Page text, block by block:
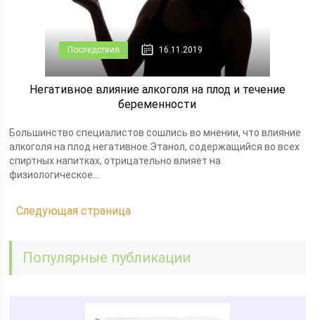
Последствия 16.11.2019
Негативное влияние алкоголя на плод и течение
беременности
Большинство специалистов сошлись во мнении, что влияние
алкоголя на плод негативное.Этанол, содержащийся во всех
спиртных напитках, отрицательно влияет на
физиологическое...
Следующая страница
Популярные публикации